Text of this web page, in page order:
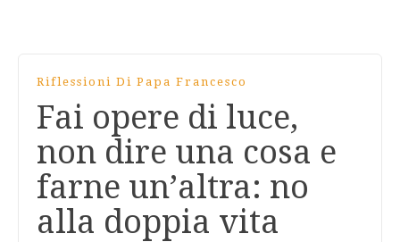
Riflessioni Di Papa Francesco
Fai opere di luce,
non dire una cosa e
farne un’altra: no
alla doppia vita